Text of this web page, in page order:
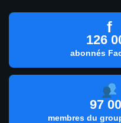
f
126
abonnés
97
membres du